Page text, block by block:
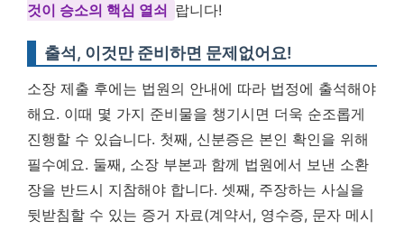
것이 승소의 핵심 열쇠 랍니다!
출석, 이것만 준비하면 문제없어요!
소장 제출 후에는 법원의 안내에 따라 법정에 출석해야
해요. 이때 몇 가지 준비물을 챙기시면 더욱 순조롭게
진행할 수 있습니다. 첫째, 신분증은 본인 확인을 위해
필수예요. 둘째, 소장 부본과 함께 법원에서 보낸 소환
장을 반드시 지참해야 합니다. 셋째, 주장하는 사실을
뒷받침할 수 있는 증거 자료(계약서, 영수증, 문자 메시